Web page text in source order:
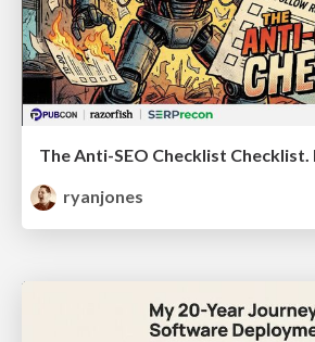
ryanjones